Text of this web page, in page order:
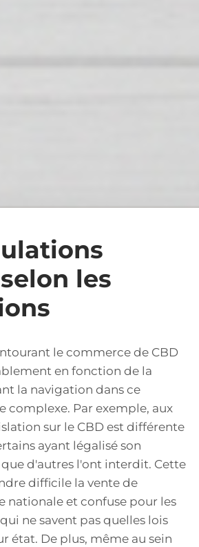
les
le commerce de CBD
en fonction de la
la navigation dans ce
complexe. Par exemple, aux
sur le CBD est différente
ayant légalisé son
d'autres l'ont interdit. Cette
difficile la vente de
nationale et confuse pour les
ne savent pas quelles lois
état. De plus, même au sein